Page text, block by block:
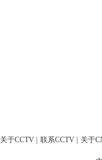
关于CCTV | 联系CCTV | 关于